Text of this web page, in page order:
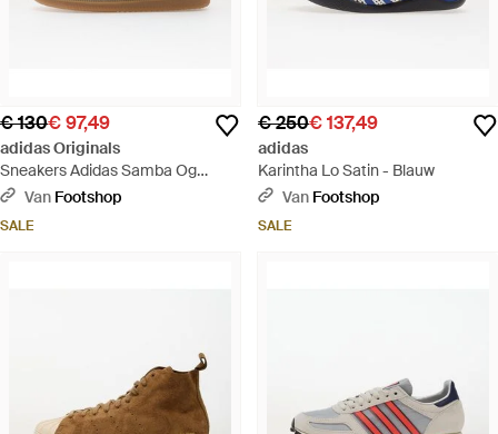
€ 130€ 97,49
adidas Originals
Sneakers Adidas Samba Og
None/ Supplier Colour/ Gum4 Eur
Van Footshop
SALE
€ 250€ 137,49
adidas
Karintha Lo Satin - Blauw
Van Footshop
SALE